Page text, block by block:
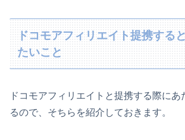
ドコモアフィリエイト提携する
たいこと
ドコモアフィリエイトと提携する際にあ
るので、そちらを紹介しておきます。